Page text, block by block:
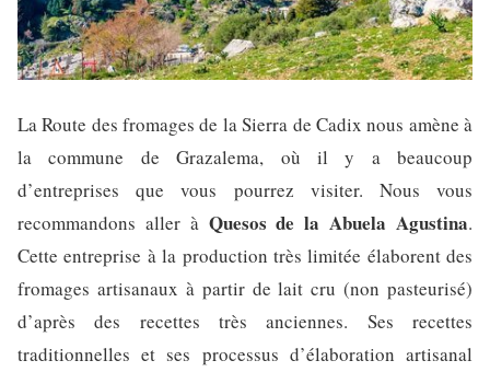
La Route des fromages de la Sierra de Cadix nous amène à
la commune de Grazalema, où il y a beaucoup
d’entreprises que vous pourrez visiter. Nous vous
recommandons aller à Quesos de la Abuela Agustina.
Cette entreprise à la production très limitée élaborent des
fromages artisanaux à partir de lait cru (non pasteurisé)
d’après des recettes très anciennes. Ses recettes
traditionnelles et ses processus d’élaboration artisanal